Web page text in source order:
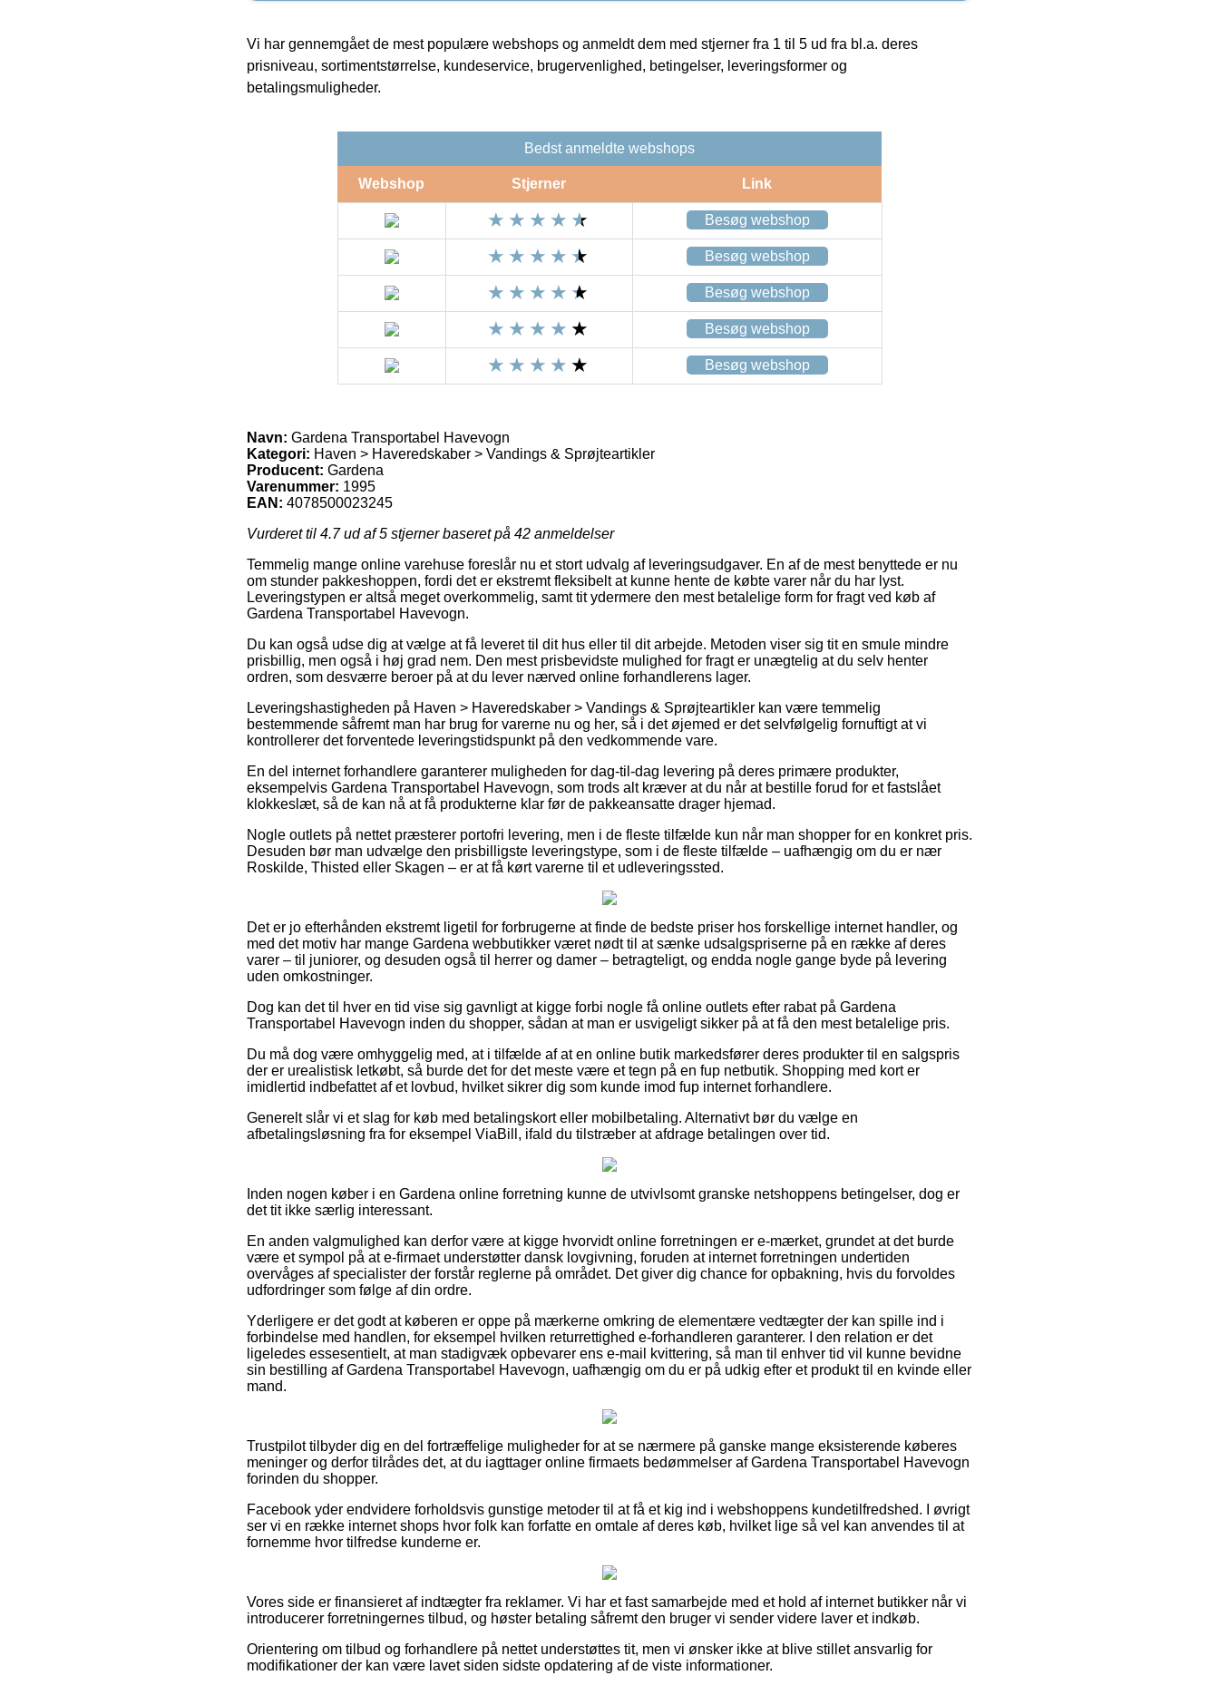
Vi har gennemgået de mest populære webshops og anmeldt dem med stjerner fra 1 til 5 ud fra bl.a. deres
prisniveau, sortimentstørrelse, kundeservice, brugervenlighed, betingelser, leveringsformer og
betalingsmuligheder.
Bedst anmeldte webshops
Webshop Stjerner Link
Besøg webshop
Besøg webshop
Besøg webshop
Besøg webshop
Besøg webshop
Navn: Gardena Transportabel Havevogn
Kategori: Haven > Haveredskaber > Vandings & Sprøjteartikler
Producent: Gardena
Varenummer: 1995
EAN: 4078500023245
Vurderet til 4.7ud af 5 stjerner baseret på 42 anmeldelser
Temmelig mange online varehuse foreslår nu et stort udvalg af leveringsudgaver. En af de mest benyttede er nu
om stunder pakkeshoppen, fordi det er ekstremt fleksibelt at kunne hente de købte varer når du har lyst.
Leveringstypen er altså meget overkommelig, samt tit ydermere den mest betalelige form for fragt ved køb af
Gardena Transportabel Havevogn.
Du kan også udse dig at vælge at få leveret til dit hus eller til dit arbejde. Metoden viser sig tit en smule mindre
prisbillig, men også i høj grad nem. Den mest prisbevidste mulighed for fragt er unægtelig at du selv henter
ordren, som desværre beroer på at du lever nærved online forhandlerens lager.
Leveringshastigheden på Haven > Haveredskaber > Vandings & Sprøjteartikler kan være temmelig
bestemmende såfremt man har brug for varerne nu og her, så i det øjemed er det selvfølgelig fornuftigt at vi
kontrollerer det forventede leveringstidspunkt på den vedkommende vare.
En del internet forhandlere garanterer muligheden for dag-til-dag levering på deres primære produkter,
eksempelvis Gardena Transportabel Havevogn, som trods alt kræver at du når at bestille forud for et fastslået
klokkeslæt, så de kan nå at få produkterne klar før de pakkeansatte drager hjemad.
Nogle outlets på nettet præsterer portofri levering, men i de fleste tilfælde kun når man shopper for en konkret pris.
Desuden bør man udvælge den prisbilligste leveringstype, som i de fleste tilfælde – uafhængig om du er nær
Roskilde, Thisted eller Skagen – er at få kørt varerne til et udleveringssted.
Det er jo efterhånden ekstremt ligetil for forbrugerne at finde de bedste priser hos forskellige internet handler, og
med det motiv har mange Gardena webbutikker været nødt til at sænke udsalgspriserne på en række af deres
varer – til juniorer, og desuden også til herrer og damer – betragteligt, og endda nogle gange byde på levering
uden omkostninger.
Dog kan det til hver en tid vise sig gavnligt at kigge forbi nogle få online outlets efter rabat på Gardena
Transportabel Havevogn inden du shopper, sådan at man er usvigeligt sikker på at få den mest betalelige pris.
Du må dog være omhyggelig med, at i tilfælde af at en online butik markedsfører deres produkter til en salgspris
der er urealistisk letkøbt, så burde det for det meste være et tegn på en fup netbutik. Shopping med kort er
imidlertid indbefattet af et lovbud, hvilket sikrer dig som kunde imod fup internet forhandlere.
Generelt slår vi et slag for køb med betalingskort eller mobilbetaling. Alternativt bør du vælge en
afbetalingsløsning fra for eksempel ViaBill, ifald du tilstræber at afdrage betalingen over tid.
Inden nogen køber i en Gardena online forretning kunne de utvivlsomt granske netshoppens betingelser, dog er
det tit ikke særlig interessant.
En anden valgmulighed kan derfor være at kigge hvorvidt online forretningen er e-mærket, grundet at det burde
være et sympol på at e-firmaet understøtter dansk lovgivning, foruden at internet forretningen undertiden
overvåges af specialister der forstår reglerne på området. Det giver dig chance for opbakning, hvis du forvoldes
udfordringer som følge af din ordre.
Yderligere er det godt at køberen er oppe på mærkerne omkring de elementære vedtægter der kan spille ind i
forbindelse med handlen, for eksempel hvilken returrettighed e-forhandleren garanterer. I den relation er det
ligeledes essesentielt, at man stadigvæk opbevarer ens e-mail kvittering, så man til enhver tid vil kunne bevidne
sin bestilling af Gardena Transportabel Havevogn, uafhængig om du er på udkig efter et produkt til en kvinde eller
mand.
Trustpilot tilbyder dig en del fortræffelige muligheder for at se nærmere på ganske mange eksisterende køberes
meninger og derfor tilrådes det, at du iagttager online firmaets bedømmelser af Gardena Transportabel Havevogn
forinden du shopper.
Facebook yder endvidere forholdsvis gunstige metoder til at få et kig ind i webshoppens kundetilfredshed. I øvrigt
ser vi en række internet shops hvor folk kan forfatte en omtale af deres køb, hvilket lige så vel kan anvendes til at
fornemme hvor tilfredse kunderne er.
Vores side er finansieret af indtægter fra reklamer. Vi har et fast samarbejde med et hold af internet butikker når vi
introducerer forretningernes tilbud, og høster betaling såfremt den bruger vi sender videre laver et indkøb.
Orientering om tilbud og forhandlere på nettet understøttes tit, men vi ønsker ikke at blive stillet ansvarlig for
modifikationer der kan være lavet siden sidste opdatering af de viste informationer.